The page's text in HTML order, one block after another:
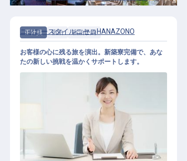
正社員 宿泊 宿泊予約
宿泊予約スタッフ（一般職）
ニッコースタイルニセコHANAZONO
お客様の心に残る旅を演出。新築寮完備で、あな
たの新しい挑戦を温かくサポートします。